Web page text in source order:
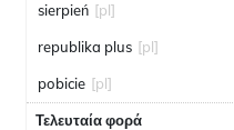
sierpień [pl]
republika plus [pl]
pobicie [pl]
Τελευταία φορά